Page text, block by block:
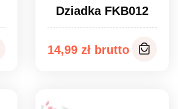
Dziadka FKB012
14,99 zł